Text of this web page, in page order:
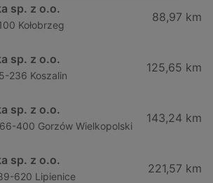
sp. z o.o.
Kołobrzeg
88,97 km
sp. z o.o.
236 Koszalin
125,65 km
sp. z o.o.
400 Gorzów Wielkopolski
143,24 km
sp. z o.o.
620 Lipienice
221,57 km